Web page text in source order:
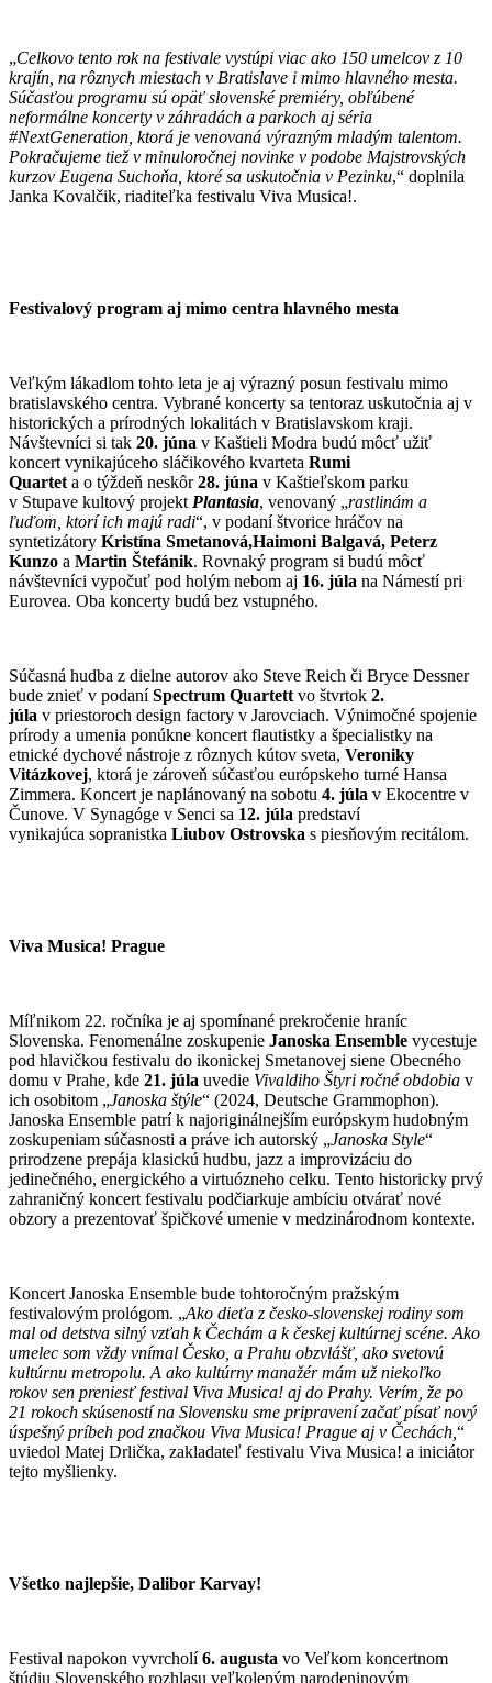
„Celkovo tento rok na festivale vystúpi viac ako 150 umelcov z 10
krajín, na rôznych miestach v Bratislave i mimo hlavného mesta.
Súčasťou programu sú opäť slovenské premiéry, obľúbené
neformálne koncerty v záhradách a parkoch aj séria
#NextGeneration, ktorá je venovaná výrazným mladým talentom.
Pokračujeme tiež v minuloročnej novinke v podobe Majstrovských
kurzov Eugena Suchoňa, ktoré sa uskutočnia v Pezinku,“ doplnila
Janka Kovalčik, riaditeľka festivalu Viva Musica!.
Festivalový program aj mimo centra hlavného mesta
Veľkým lákadlom tohto leta je aj výrazný posun festivalu mimo
bratislavského centra. Vybrané koncerty sa tentoraz uskutočnia aj v
historických a prírodných lokalitách v Bratislavskom kraji.
Návštevníci si tak 20. júna v Kaštieli Modra budú môcť užiť
koncert vynikajúceho sláčikového kvarteta Rumi
Quartet a o týždeň neskôr28. júna v Kaštieľskom parku
v Stupave kultový projekt Plantasia, venovaný „rastlinám a
ľuďom, ktorí ich majú radi“, v podaní štvorice hráčov na
syntetizátory Kristína Smetanová,Haimoni Balgavá, Peterz
Kunzo a Martin Štefánik. Rovnaký program si budú môcť
návštevníci vypočuť pod holým nebom aj 16. júla na Námestí pri
Eurovea. Oba koncerty budú bez vstupného.
Súčasná hudba z dielne autorov ako Steve Reich či Bryce Dessner
bude znieť v podaníSpectrum Quartett vo štvrtok 2.
júla v priestoroch design factory v Jarovciach. Výnimočné spojenie
prírody a umenia ponúkne koncert flautistky a špecialistky na
etnické dychové nástroje z rôznych kútov sveta, Veroniky
Vitázkovej, ktorá je zároveň súčasťou európskeho turné Hansa
Zimmera. Koncert je naplánovaný na sobotu 4. júla v Ekocentre v
Čunove. V Synagóge v Senci sa 12. júla predstaví
vynikajúca sopranistka Liubov Ostrovska s piesňovým recitálom.
Viva Musica! Prague
Míľnikom 22. ročníka je aj spomínané prekročenie hraníc
Slovenska. Fenomenálne zoskupenie Janoska Ensemble vycestuje
pod hlavičkou festivalu do ikonickej Smetanovej siene Obecného
domu v Prahe, kde 21. júla uvedie Vivaldiho Štyri ročné obdobia v
ich osobitom „Janoska štýle“ (2024, Deutsche Grammophon).
Janoska Ensemble patrí k najoriginálnejším európskym hudobným
zoskupeniam súčasnosti a práve ich autorský „Janoska Style“
prirodzene prepája klasickú hudbu, jazz a improvizáciu do
jedinečného, energického a virtuózneho celku. Tento historicky prvý
zahraničný koncert festivalu podčiarkuje ambíciu otvárať nové
obzory a prezentovať špičkové umenie v medzinárodnom kontexte.
Koncert Janoska Ensemble bude tohtoročným pražským
festivalovým prológom. „Ako dieťa z česko-slovenskej rodiny som
mal od detstva silný vzťah k Čechám a k českej kultúrnej scéne. Ako
umelec som vždy vnímal Česko, a Prahu obzvlášť, ako svetovú
kultúrnu metropolu. A ako kultúrny manažér mám už niekoľko
rokov sen preniesť festival Viva Musica! aj do Prahy. Verím, že po
21 rokoch skúseností na Slovensku sme pripravení začať písať nový
úspešný príbeh pod značkou Viva Musica! Prague aj v Čechách, “
uviedol Matej Drlička, zakladateľ festivalu Viva Musica! a iniciátor
tejto myšlienky.
Všetko najlepšie, Dalibor Karvay!
Festival napokon vyvrcholí6. augusta vo Veľkom koncertnom
štúdiu Slovenského rozhlasu veľkolepým narodeninovým